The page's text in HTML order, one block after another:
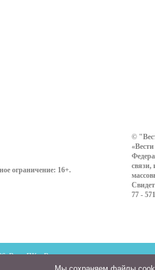
ограничение: 16+.
©
связи,
77 -
ВестиПК в Воронеже